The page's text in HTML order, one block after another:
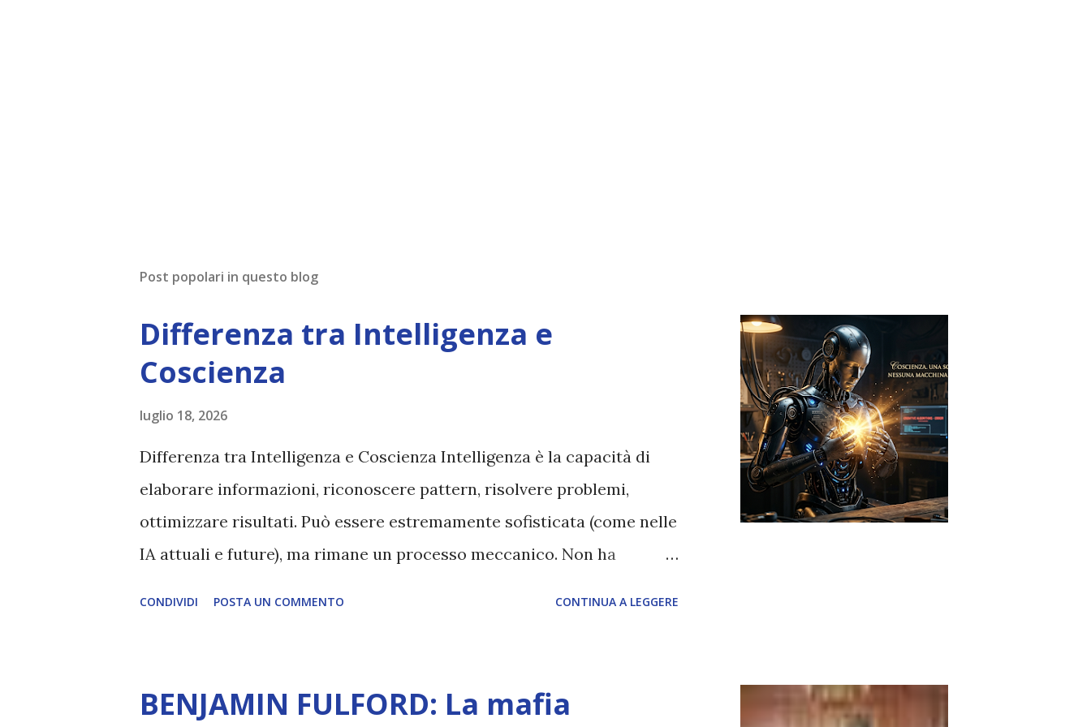
Post popolari in questo blog
Differenza tra Intelligenza e
Coscienza
luglio 18, 2026
Differenza tra Intelligenza e Coscienza Intelligenza è la capacità di
elaborare informazioni, riconoscere pattern, risolvere problemi,
ottimizzare risultati. Può essere estremamente sofisticata (come nelle
IA attuali e future), ma rimane un processo meccanico. Non ha
Creatore. È ciò che permette di scegliere per amore anche quando
CONDIVIDI POSTA UN COMMENTO CONTINUA A LEGGERE
BENJAMIN FULFORD: La mafia